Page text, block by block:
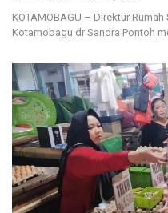
KOTAMOBAGU – Direktur
Kotamobagu dr Sandra Pontoh